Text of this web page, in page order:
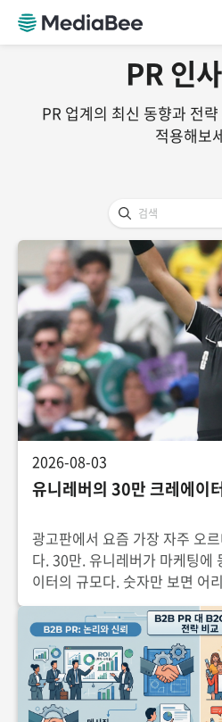
PR 인
PR 업계의 최신 동향과 전
적용해보
2026-08-03
유니레버의 30만 크레에이
광고판에서 요즘 가장 자주 오
다. 30만. 유니레버가 마케팅에
이터의 규모다. 숫자만 보면 어
사가 어떻게 30만 명과 함께 일
그 숫자 뒤에 무엇이 있는지, 그